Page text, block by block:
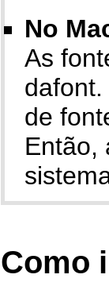
No
As
de
Então,
Como